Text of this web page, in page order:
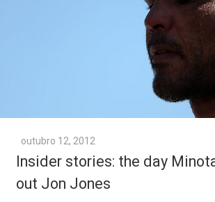
outubro 12, 2012
Insider stories: the day
out Jon Jones